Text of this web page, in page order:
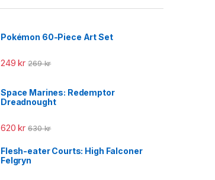
Pokémon 60-Piece Art Set
249kr 269kr
Space Marines: Redemptor
Dreadnought
620kr 630kr
Flesh-eater Courts: High Falconer
Felgryn